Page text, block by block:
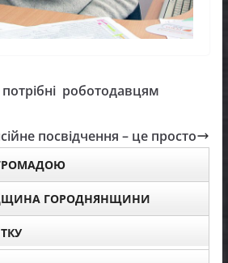
роботодавцям
посвідчення – це просто
ГОРОДНЯНЩИНИ